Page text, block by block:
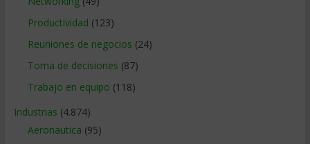
Productividad (123)
Reuniones de negocios (24)
Toma de decisiones (87)
Trabajo en equipo (118)
Industrias (4.874)
Aeronautica (95)